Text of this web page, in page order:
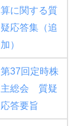
算に関する質
疑応答集（追
加）
第37回定時株
主総会 質疑
応答要旨